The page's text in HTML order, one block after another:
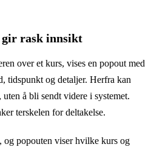
rask innsikt
over et kurs, vises en popout med
tidspunkt og detaljer. Herfra kan
å bli sendt videre i systemet.
terskelen for deltakelse.
popouten viser hvilke kurs og